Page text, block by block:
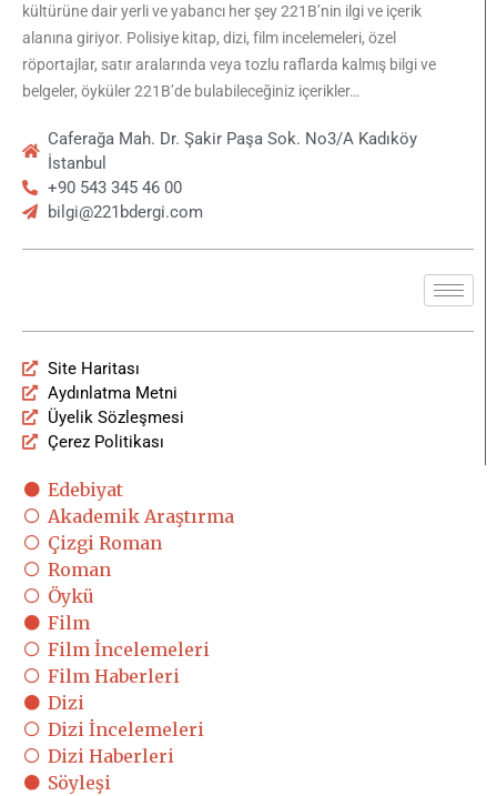
kültürüne dair yerli ve yabancı her şey 221B’nin ilgi ve içerik
alanına giriyor. Polisiye kitap, dizi, film incelemeleri, özel
röportajlar, satır aralarında veya tozlu raflarda kalmış bilgi ve
belgeler, öyküler 221B’de bulabileceğiniz içerikler…
Caferağa Mah. Dr. Şakir Paşa Sok. No3/A Kadıköy
İstanbul
+90 543 345 46 00
bilgi@221bdergi.com
Site Haritası
Aydınlatma Metni
Üyelik Sözleşmesi
Çerez Politikası
Edebiyat
Akademik Araştırma
Çizgi Roman
Roman
Öykü
Film
Film İncelemeleri
Film Haberleri
Dizi
Dizi İncelemeleri
Dizi Haberleri
Söyleşi